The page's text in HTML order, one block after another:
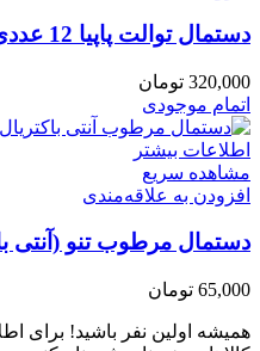
دستمال توالت پاپیا 12 عددی
320,000 تومان
اتمام موجودی
اطلاعات بیشتر
مشاهده سریع
افزودن به علاقه‌مندی
دستمال مرطوب تنو (آنتی
65,000 تومان
همیشه اولین نفر باشید! برای